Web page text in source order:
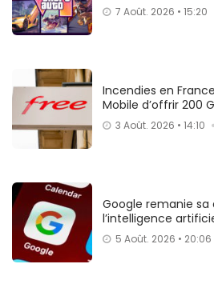
7 Août. 2026 • 15:20
Incendies en
Mobile d’offrir 200
3 Août. 2026 • 14:10
Google remanie
l’intelligence
5 Août. 2026 • 20:06